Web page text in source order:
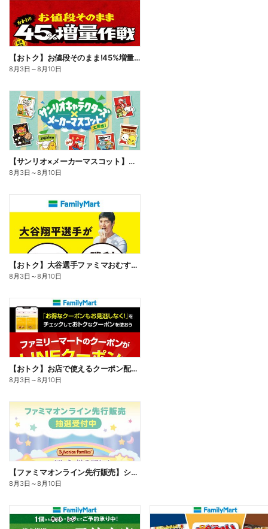
【おトク】お値段そのまま!45%増量作戦!
8月3日 ～8月10日
【サンリオ×メーカーマスコット】オリジナルグッズ貰える!
8月3日 ～8月10日
【おトク】大谷選手ファミマおむすび割
8月3日 ～8月10日
【おトク】お店で使えるクーポン配信中
8月3日 ～8月10日
【ファミマオンライン先行販売】シルバニアファミリー
8月3日 ～8月10日